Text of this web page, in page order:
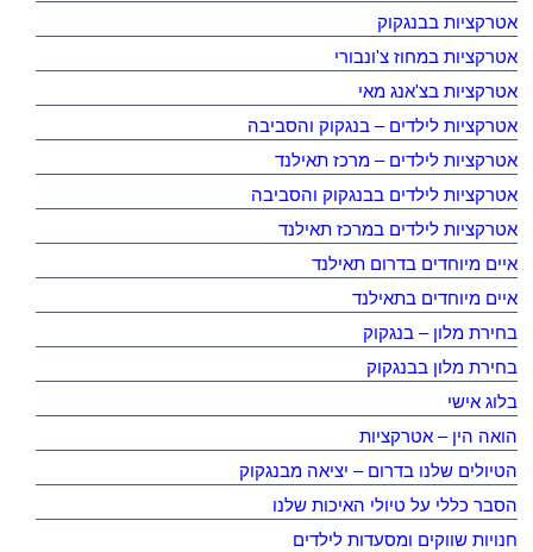
אטרקציות בבנגקוק
אטרקציות במחוז צ'ונבורי
אטרקציות בצ'אנג מאי
אטרקציות לילדים – בנגקוק והסביבה
אטרקציות לילדים – מרכז תאילנד
אטרקציות לילדים בבנגקוק והסביבה
אטרקציות לילדים במרכז תאילנד
איים מיוחדים בדרום תאילנד
איים מיוחדים בתאילנד
בחירת מלון – בנגקוק
בחירת מלון בבנגקוק
בלוג אישי
הואה הין – אטרקציות
הטיולים שלנו בדרום – יציאה מבנגקוק
הסבר כללי על טיולי האיכות שלנו
חנויות שווקים ומסעדות לילדים